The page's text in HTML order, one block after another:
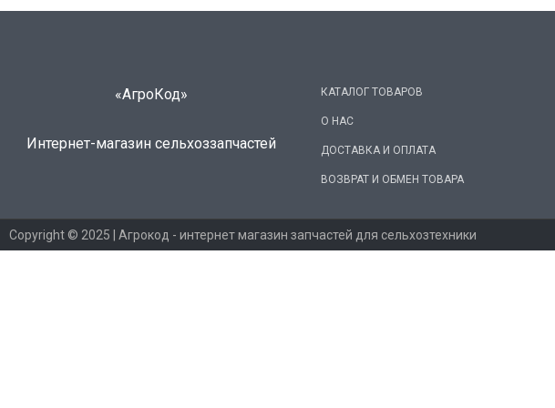
«АгроКод»
Интернет-магазин сельхоззапчастей
КАТАЛОГ ТОВАРОВ
О НАС
ДОСТАВКА И ОПЛАТА
ВОЗВРАТ И ОБМЕН ТОВАРА
Copyright © 2025 | Агрокод - интернет магазин запчастей для сельхозтехники